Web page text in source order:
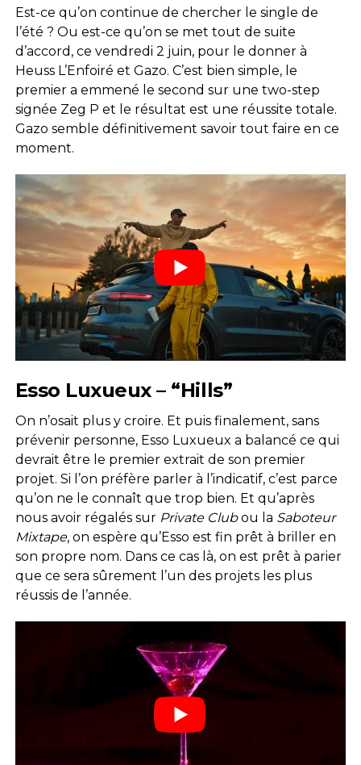
Est-ce qu’on continue de chercher le single de
l’été ? Ou est-ce qu’on se met tout de suite
d’accord, ce vendredi 2 juin, pour le donner à
Heuss L’Enfoiré et Gazo. C’est bien simple, le
premier a emmené le second sur une two-step
signée Zeg P et le résultat est une réussite totale.
Gazo semble définitivement savoir tout faire en ce
moment.
Esso Luxueux – “Hills”
On n’osait plus y croire. Et puis finalement, sans
prévenir personne, Esso Luxueux a balancé ce qui
devrait être le premier extrait de son premier
projet. Si l’on préfère parler à l’indicatif, c’est parce
qu’on ne le connaît que trop bien. Et qu’après
nous avoir régalés sur Private Clubou la Saboteur
Mixtape, on espère qu’Esso est fin prêt à briller en
son propre nom. Dans ce cas là, on est prêt à parier
que ce sera sûrement l’un des projets les plus
réussis de l’année.